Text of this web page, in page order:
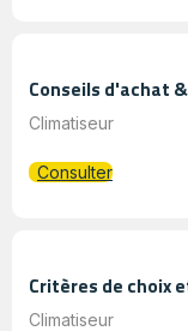
Conseils d'achat
Climatiseur
Consulter
Critères de choix
Climatiseur